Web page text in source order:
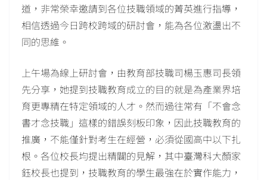
道，非常榮幸邀請到各位技職領域的菁英進行指導，
相信透過今日跨校跨域的研討會，能為各位激盪出不
同的思維。
上午場為線上研討會，由教育部技職司楊玉惠司長領
先分享，她提到技職教育成立的目的就是為產業界培
育更專精在特定領域的人才。然而過往常有「不會念
書才念技職」這樣的錯誤刻板印象，因此技職教育的
推廣，不能僅針對考生在經營，必須從國高中以下扎
根。各位校長均提出精闢的見解，其中臺灣科大顏家
鈺校長也提到， 技職教育的學生最強在於實作能力，